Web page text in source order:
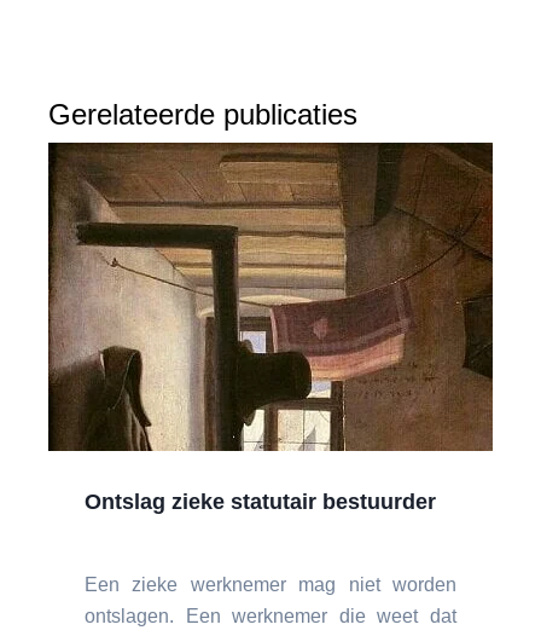
Gerelateerde publicaties
Ontslag zieke statutair bestuurder
Een zieke werknemer mag niet worden
ontslagen. Een werknemer die weet dat